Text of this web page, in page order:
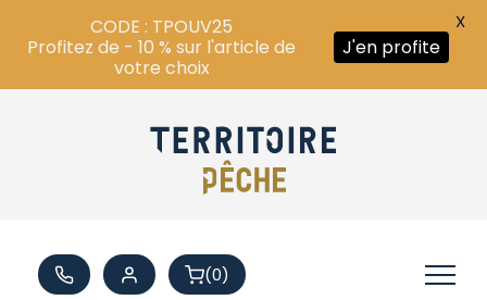
(0)
CODE : TPOUV25
Profitez de - 10 % sur l'article de
votre choix
J'en profite
X